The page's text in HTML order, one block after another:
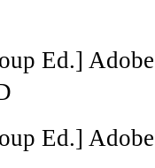
Ed.]
Ed.]